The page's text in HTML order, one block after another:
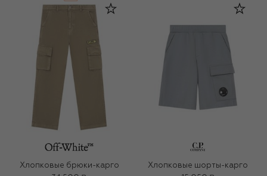
Хлопковые брюки-карго
Хлопковые шорты-карго